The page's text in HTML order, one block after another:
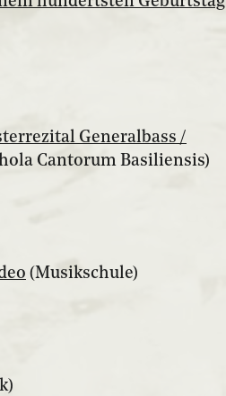
Generalbass /
Cantorum Basiliensis)
(Musikschule)